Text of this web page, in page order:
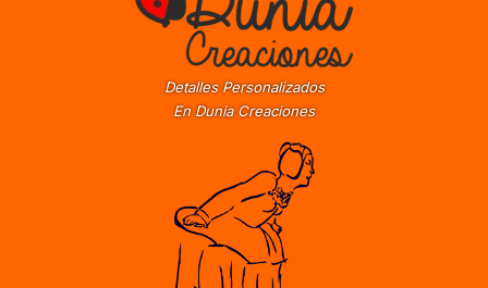
Detalles Personalizados
En Dunia Creaciones